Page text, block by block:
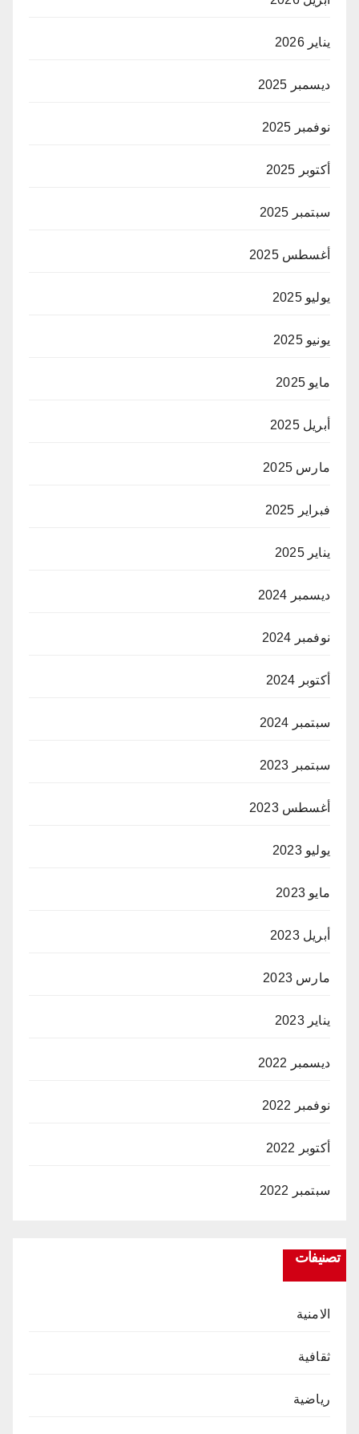
يناير 2026
ديسمبر 2025
نوفمبر 2025
أكتوبر 2025
سبتمبر 2025
أغسطس 2025
يوليو 2025
يونيو 2025
مايو 2025
أبريل 2025
مارس 2025
فبراير 2025
يناير 2025
ديسمبر 2024
نوفمبر 2024
أكتوبر 2024
سبتمبر 2024
سبتمبر 2023
أغسطس 2023
يوليو 2023
مايو 2023
أبريل 2023
مارس 2023
يناير 2023
ديسمبر 2022
نوفمبر 2022
أكتوبر 2022
سبتمبر 2022
تصنيفات
الامنية
ثقافية
رياضية